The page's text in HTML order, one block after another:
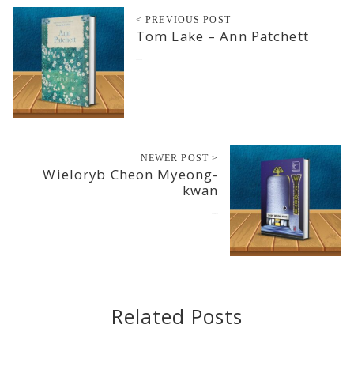
< PREVIOUS POST
Tom Lake – Ann Patchett
NEWER POST >
Wieloryb Cheon Myeong-
kwan
Related Posts